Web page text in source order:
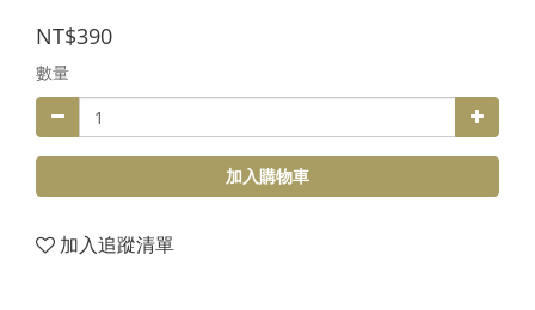
NT$390
數量
加入購物車
加入追蹤清單